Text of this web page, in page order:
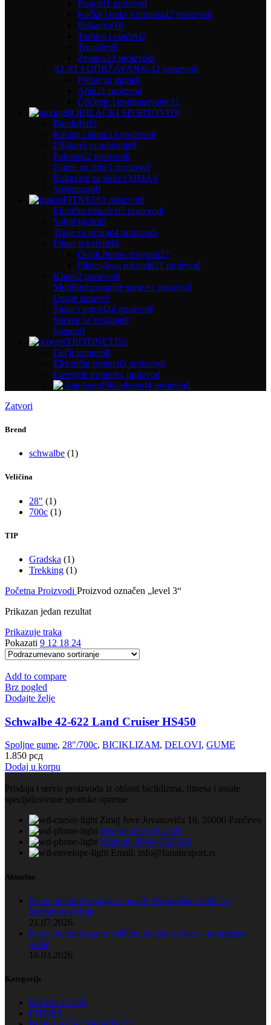
Rogovi1 proizvod
Ručke i trake kormana42 proizvodi
Rukavice16
Torbice i rančevi7
Trenažeri0
Zvonca23 proizvodi
ALAT I ODRŽAVANJE42 proizvodi
Pribor za gume8
Alati21 proizvod
Čišćenje i podmazivanje11
BORILAČKI SPORTOVI19
Bandažeri5
Kacige i štitnici3 proizvodi
Džakovi za udaranje0
Fokuseri2 proizvodi
Gume za zube1 proizvod
Rukavice za boks i MMA8
Suspenzori0
FITNES83 proizvodi
Eliptični trenažeri2 proizvodi
Sobni bicikli5
Trake za trčanje4 proizvodi
Fitnes rekviziti46
Ostali fitness rekviziti27
Pilates/joga rekviziti21 proizvod
Klupe2 proizvodi
Multifunkcionalne sprave1 proizvod
Ostale sprave0
Šipke i tegovi24 proizvodi
Sprave za veslanje0
Steperi0
TROTINETI16
Dečji trotineti8
Električni trotineti3 proizvodi
Freestyle trotineti1 proizvod
Skateboard4 proizvodi
Zatvori
Brend
schwalbe (1)
Veličina
28" (1)
700c (1)
TIP
Gradska (1)
Trekking (1)
Početna Proizvodi Proizvod označen „level 3“
Prikazan jedan rezultat
Prikazuje traka
Pokazati 9 12 18 24
Add to compare
Brz pogled
Dodajte želje
Schwalbe 42-622 Land Cruiser HS450
Spoljne gume, 28"/700c, BICIKLIZAM, DELOVI, GUME
1.850 рсд
Dodaj u korpu
Prodaja i servis proizvoda iz oblasti biciklizma, fitnesa i ostale
specijalizovane sportske opreme
Zmaj Jove Jovanovića 16, 26000 Pančevo
Telefon: 013/332-920
Mobilni: 060/0-332-920
Email: info@fanaticsport.rs
Aktuelno
Kako odabrati kacigu za bicikl? Kompletan vodič za
bezbednu vožnju
21.07.2026.
Kako odabrati pravu veličinu bicikla za dete – kompletan
vodič
16.03.2026.
Kategorije
BICIKLIZAM
FITNES